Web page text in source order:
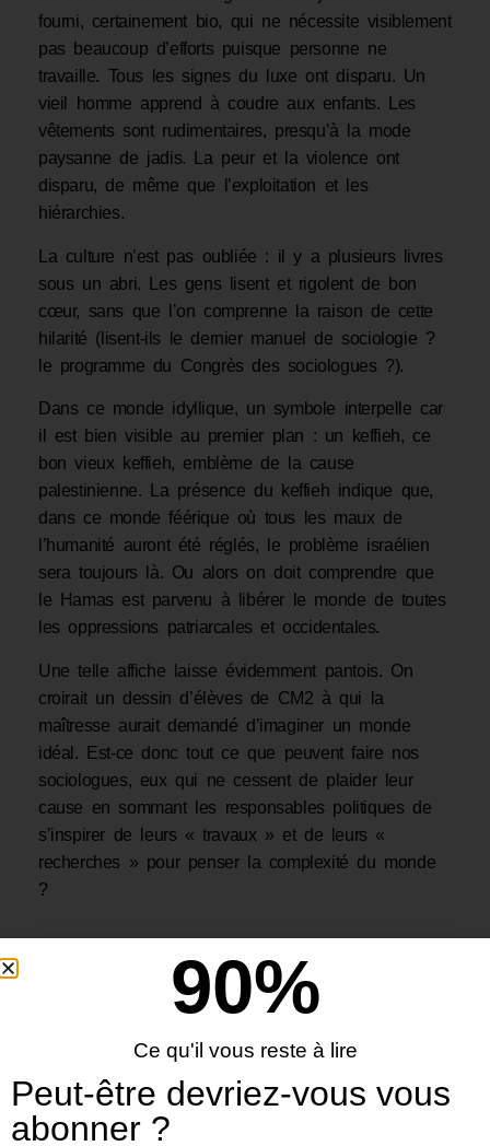
fourni, certainement bio, qui ne nécessite visiblement
pas beaucoup d’efforts puisque personne ne
travaille. Tous les signes du luxe ont disparu. Un
vieil homme apprend à coudre aux enfants. Les
vêtements sont rudimentaires, presqu’à la mode
paysanne de jadis. La peur et la violence ont
disparu, de même que l’exploitation et les
hiérarchies.
La culture n’est pas oubliée : il y a plusieurs livres
sous un abri. Les gens lisent et rigolent de bon
cœur, sans que l’on comprenne la raison de cette
hilarité (lisent-ils le dernier manuel de sociologie ?
le programme du Congrès des sociologues ?).
Dans ce monde idyllique, un symbole interpelle car
il est bien visible au premier plan : un keffieh, ce
bon vieux keffieh, emblème de la cause
palestinienne. La présence du keffieh indique que,
dans ce monde féérique où tous les maux de
l’humanité auront été réglés, le problème israélien
sera toujours là. Ou alors on doit comprendre que
le Hamas est parvenu à libérer le monde de toutes
les oppressions patriarcales et occidentales.
Une telle affiche laisse évidemment pantois. On
croirait un dessin d’élèves de CM2 à qui la
maîtresse aurait demandé d’imaginer un monde
idéal. Est-ce donc tout ce que peuvent faire nos
sociologues, eux qui ne cessent de plaider leur
cause en sommant les responsables politiques de
s’inspirer de leurs « travaux » et de leurs «
recherches » pour penser la complexité du monde
?
Ce qu'il vous reste à lire
90%
Peut-être devriez-vous vous
abonner ?